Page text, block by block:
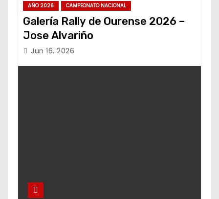
AÑO 2026 CAMPEONATO NACIONAL
Galería Rally de Ourense 2026 –
Jose Alvariño
Jun 16, 2026